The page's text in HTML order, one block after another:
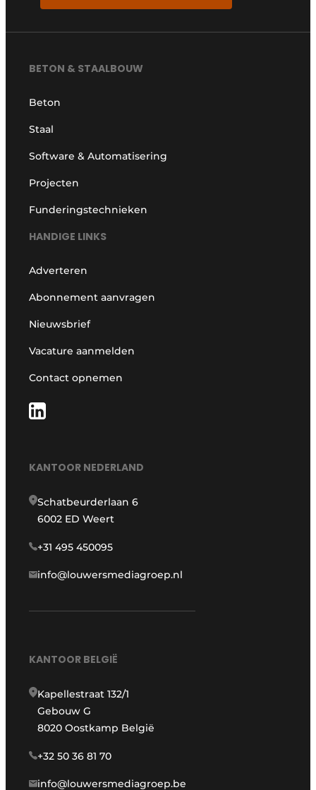
BETON & STAALBOUW
Beton
Staal
Software & Automatisering
Projecten
Funderingstechnieken
HANDIGE LINKS
Adverteren
Abonnement aanvragen
Nieuwsbrief
Vacature aanmelden
Contact opnemen
KANTOOR NEDERLAND
Schatbeurderlaan 6
6002 ED Weert
+31 495 450095
info@louwersmediagroep.nl
KANTOOR BELGIË
Kapellestraat 132/1
Gebouw G
8020 Oostkamp België
+32 50 36 81 70
info@louwersmediagroep.be